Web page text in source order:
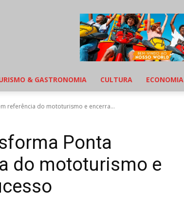
& GASTRONOMIA CULTURA ECONOMIA
referência do mototurismo e encerra...
Ponta
do mototurismo e